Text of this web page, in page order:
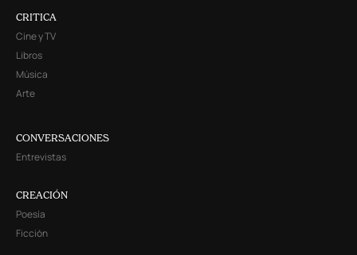
CRITICA
Cine y TV
Libros
Música
Arte
CONVERSACIONES
Entrevistas
CREACIÓN
Poesía
Ficción